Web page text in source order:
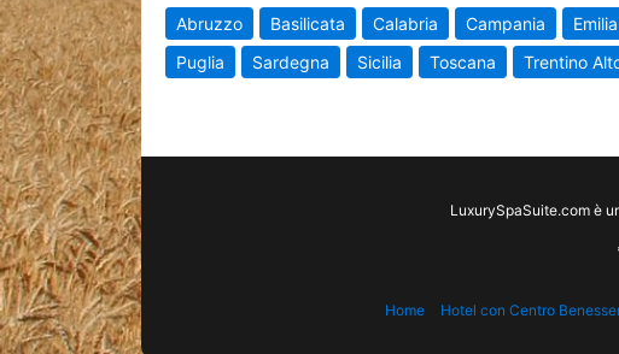
Abruzzo Basilicata Calabria Campania
Puglia
Sardegna Sicilia Toscana Trentino
LuxurySpaSuite.com è
Home Hotel con Centro